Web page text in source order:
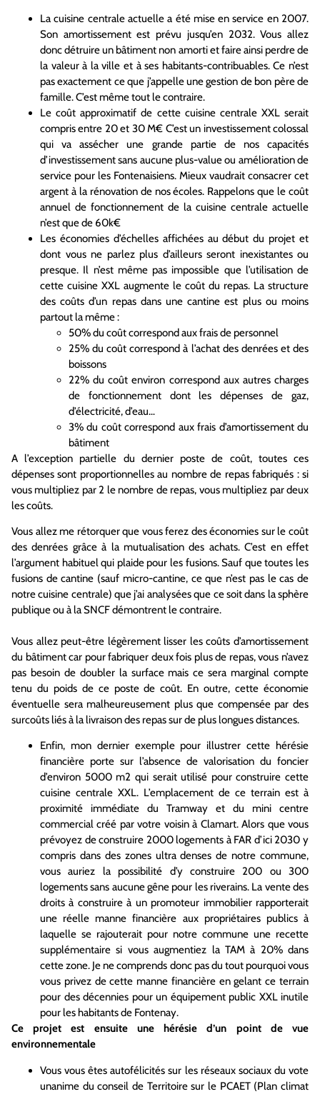
La cuisine centrale actuelle a été mise en service en 2007.
Son amortissement est prévu jusqu’en 2032. Vous allez
donc détruire un bâtiment non amorti et faire ainsi perdre de
la valeur à la ville et à ses habitants-contribuables. Ce n’est
pas exactement ce que j’appelle une gestion de bon père de
famille. C’est même tout le contraire.
Le coût approximatif de cette cuisine centrale XXL serait
compris entre 20 et 30 M€ C’est un investissement colossal
qui va assécher une grande partie de nos capacités
d’investissement sans aucune plus-value ou amélioration de
service pour les Fontenaisiens. Mieux vaudrait consacrer cet
argent à la rénovation de nos écoles. Rappelons que le coût
annuel de fonctionnement de la cuisine centrale actuelle
n’est que de 60k€
Les économies d’échelles affichées au début du projet et
dont vous ne parlez plus d’ailleurs seront inexistantes ou
presque. Il n’est même pas impossible que l’utilisation de
cette cuisine XXL augmente le coût du repas. La structure
des coûts d’un repas dans une cantine est plus ou moins
partout la même :
50% du coût correspond aux frais de personnel
25% du coût correspond à l’achat des denrées et des
boissons
22% du coût environ correspond aux autres charges
de fonctionnement dont les dépenses de gaz,
d’électricité, d’eau…
3% du coût correspond aux frais d’amortissement du
bâtiment
A l’exception partielle du dernier poste de coût, toutes ces
dépenses sont proportionnelles au nombre de repas fabriqués : si
vous multipliez par 2 le nombre de repas, vous multipliez par deux
les coûts.
Vous allez me rétorquer que vous ferez des économies sur le coût
des denrées grâce à la mutualisation des achats. C’est en effet
l’argument habituel qui plaide pour les fusions. Sauf que toutes les
fusions de cantine (sauf micro-cantine, ce que n’est pas le cas de
notre cuisine centrale) que j’ai analysées que ce soit dans la sphère
publique ou à la SNCF démontrent le contraire.
Vous allez peut-être légèrement lisser les coûts d’amortissement
du bâtiment car pour fabriquer deux fois plus de repas, vous n’avez
pas besoin de doubler la surface mais ce sera marginal compte
tenu du poids de ce poste de coût. En outre, cette économie
éventuelle sera malheureusement plus que compensée par des
surcoûts liés à la livraison des repas sur de plus longues distances.
Enfin, mon dernier exemple pour illustrer cette hérésie
financière porte sur l’absence de valorisation du foncier
d’environ 5000 m2 qui serait utilisé pour construire cette
cuisine centrale XXL. L’emplacement de ce terrain est à
proximité immédiate du Tramway et du mini centre
commercial créé par votre voisin à Clamart. Alors que vous
prévoyez de construire 2000 logements à FAR d’ici 2030 y
compris dans des zones ultra denses de notre commune,
vous auriez la possibilité d’y construire 200 ou 300
logements sans aucune gêne pour les riverains. La vente des
droits à construire à un promoteur immobilier rapporterait
une réelle manne financière aux propriétaires publics à
laquelle se rajouterait pour notre commune une recette
supplémentaire si vous augmentiez la TAM à 20% dans
cette zone. Je ne comprends donc pas du tout pourquoi vous
vous privez de cette manne financière en gelant ce terrain
pour des décennies pour un équipement public XXL inutile
pour les habitants de Fontenay.
Ce projet est ensuite une hérésie d’un point de vue
environnementale
Vous vous êtes autofélicités sur les réseaux sociaux du vote
unanime du conseil de Territoire sur le PCAET (Plan climat